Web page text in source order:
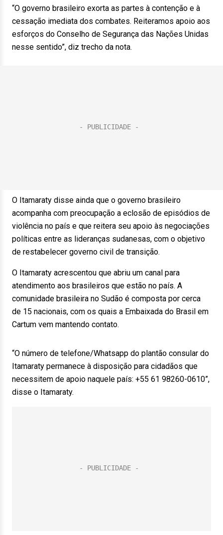
“O governo brasileiro exorta as partes à contenção e à
cessação imediata dos combates. Reiteramos apoio aos
esforços do Conselho de Segurança das Nações Unidas
nesse sentido”, diz trecho da nota.
O Itamaraty disse ainda que o governo brasileiro
acompanha com preocupação a eclosão de episódios de
violência no país e que reitera seu apoio às negociações
políticas entre as lideranças sudanesas, com o objetivo
de restabelecer governo civil de transição.
O Itamaraty acrescentou que abriu um canal para
atendimento aos brasileiros que estão no país. A
comunidade brasileira no Sudão é composta por cerca
de 15 nacionais, com os quais a Embaixada do Brasil em
Cartum vem mantendo contato.
“O número de telefone/Whatsapp do plantão consular do
Itamaraty permanece à disposição para cidadãos que
necessitem de apoio naquele país: +55 61 98260-0610”,
disse o Itamaraty.